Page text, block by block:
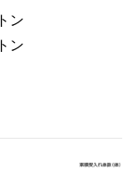
ン
ン